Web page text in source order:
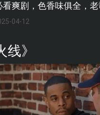
看爽剧，色香味俱全，
04-12
》